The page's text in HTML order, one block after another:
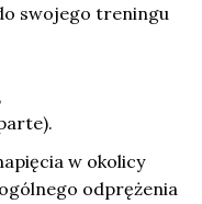
swojego treningu
w okolicy
odprężenia